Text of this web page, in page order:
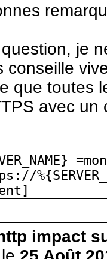
je
conseille
que toutes
avec un
impact